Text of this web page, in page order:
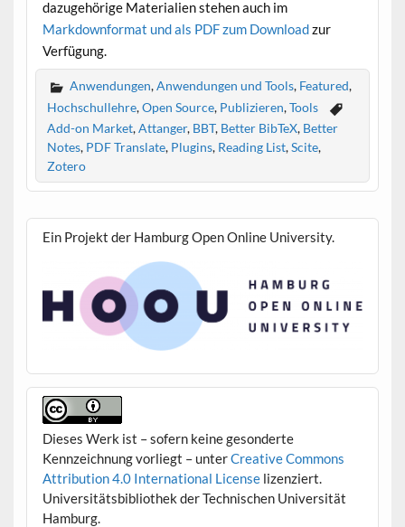
dazugehörige Materialien stehen auch im
Markdownformat und als PDF zum Downloadzur
Verfügung.
Anwendungen,Anwendungen und Tools, Featured,
Hochschullehre,Open Source, Publizieren,Tools
Add-on Market,Attanger, BBT, Better BibTeX, Better
Notes, PDF Translate, Plugins, Reading List,Scite,
Zotero
Ein Projekt der Hamburg Open Online University.
Dieses Werk ist – sofern keine gesonderte
Kennzeichnung vorliegt – unterCreative Commons
Attribution 4.0 International Licenselizenziert.
Universitätsbibliothek der Technischen Universität
Hamburg.